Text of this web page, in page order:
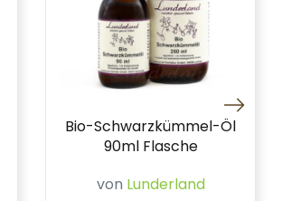
Bio-Schwarzkümmel-Öl
90ml Flasche
von Lunderland